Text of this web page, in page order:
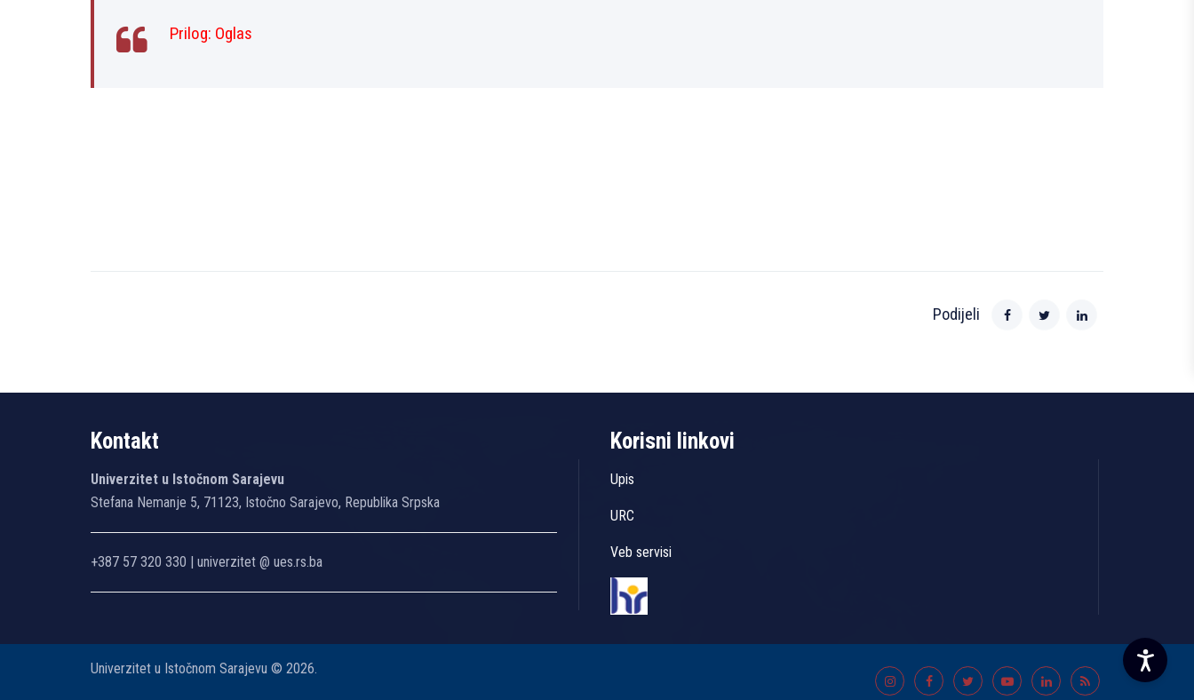
Prilog: Oglas
Podijeli
Kontakt
Univerzitet u Istočnom Sarajevu
Stefana Nemanje 5, 71123, Istočno Sarajevo, Republika Srpska
+387 57 320 330 | univerzitet @ ues.rs.ba
Korisni linkovi
Upis
URC
Veb servisi
Univerzitet u Istočnom Sarajevu © 2026.